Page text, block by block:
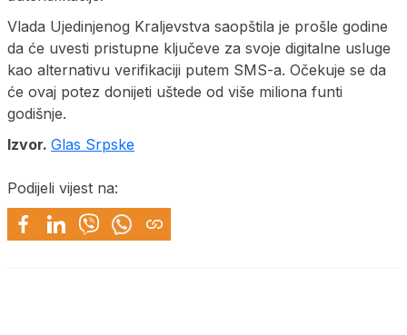
Vlada Ujedinjenog Kraljevstva saopštila je prošle godine
da će uvesti pristupne ključeve za svoje digitalne usluge
kao alternativu verifikaciji putem SMS-a. Očekuje se da
će ovaj potez donijeti uštede od više miliona funti
godišnje.
Izvor. Glas Srpske
Podijeli vijest na: